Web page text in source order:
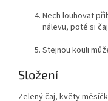
Nech louhovat
nálevu, poté si
Stejnou kouli
Složení
Zelený čaj, květy